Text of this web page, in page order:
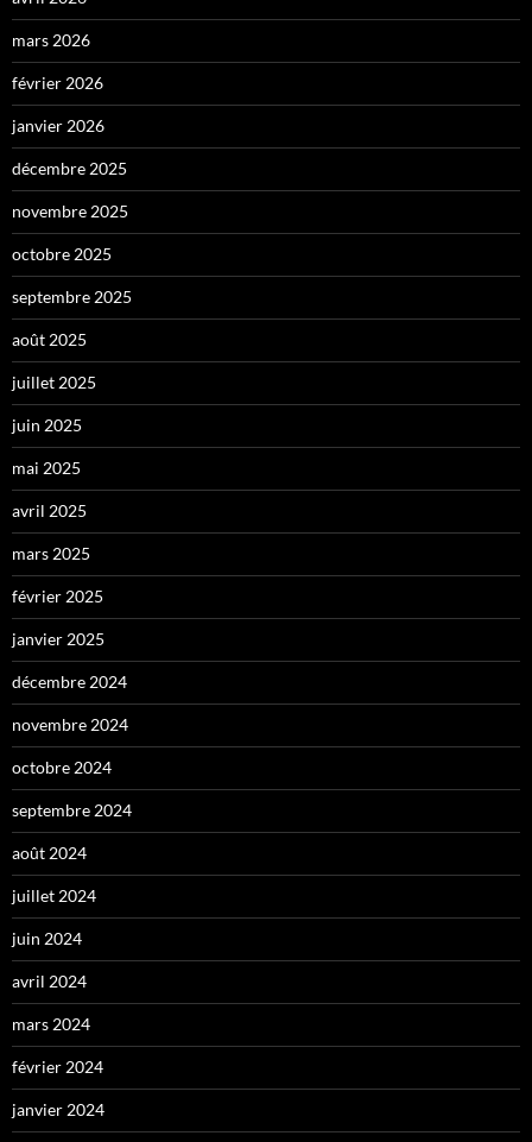
mars 2026
février 2026
janvier 2026
décembre 2025
novembre 2025
octobre 2025
septembre 2025
août 2025
juillet 2025
juin 2025
mai 2025
avril 2025
mars 2025
février 2025
janvier 2025
décembre 2024
novembre 2024
octobre 2024
septembre 2024
août 2024
juillet 2024
juin 2024
avril 2024
mars 2024
février 2024
janvier 2024